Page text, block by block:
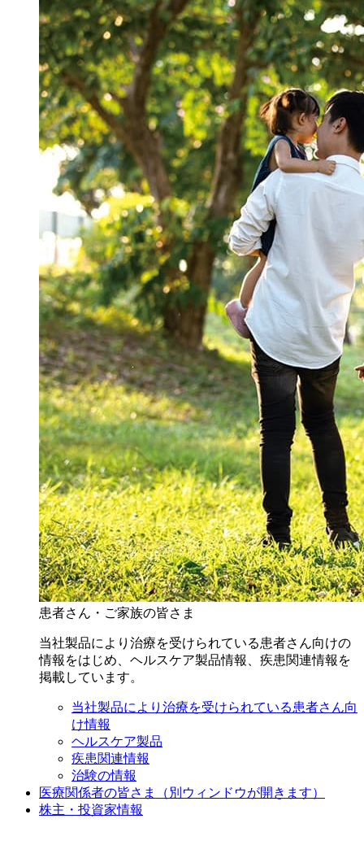
患者さん・ご家族の皆さま
当社製品により治療を受けられている患者さん向けの
情報をはじめ、ヘルスケア製品情報、疾患関連情報を
掲載しています。
当社製品により治療を受けられている患者さん向
け情報
ヘルスケア製品
疾患関連情報
治験の情報
医療関係者の皆さま
（別ウィンドウが開きます）
株主・投資家情報